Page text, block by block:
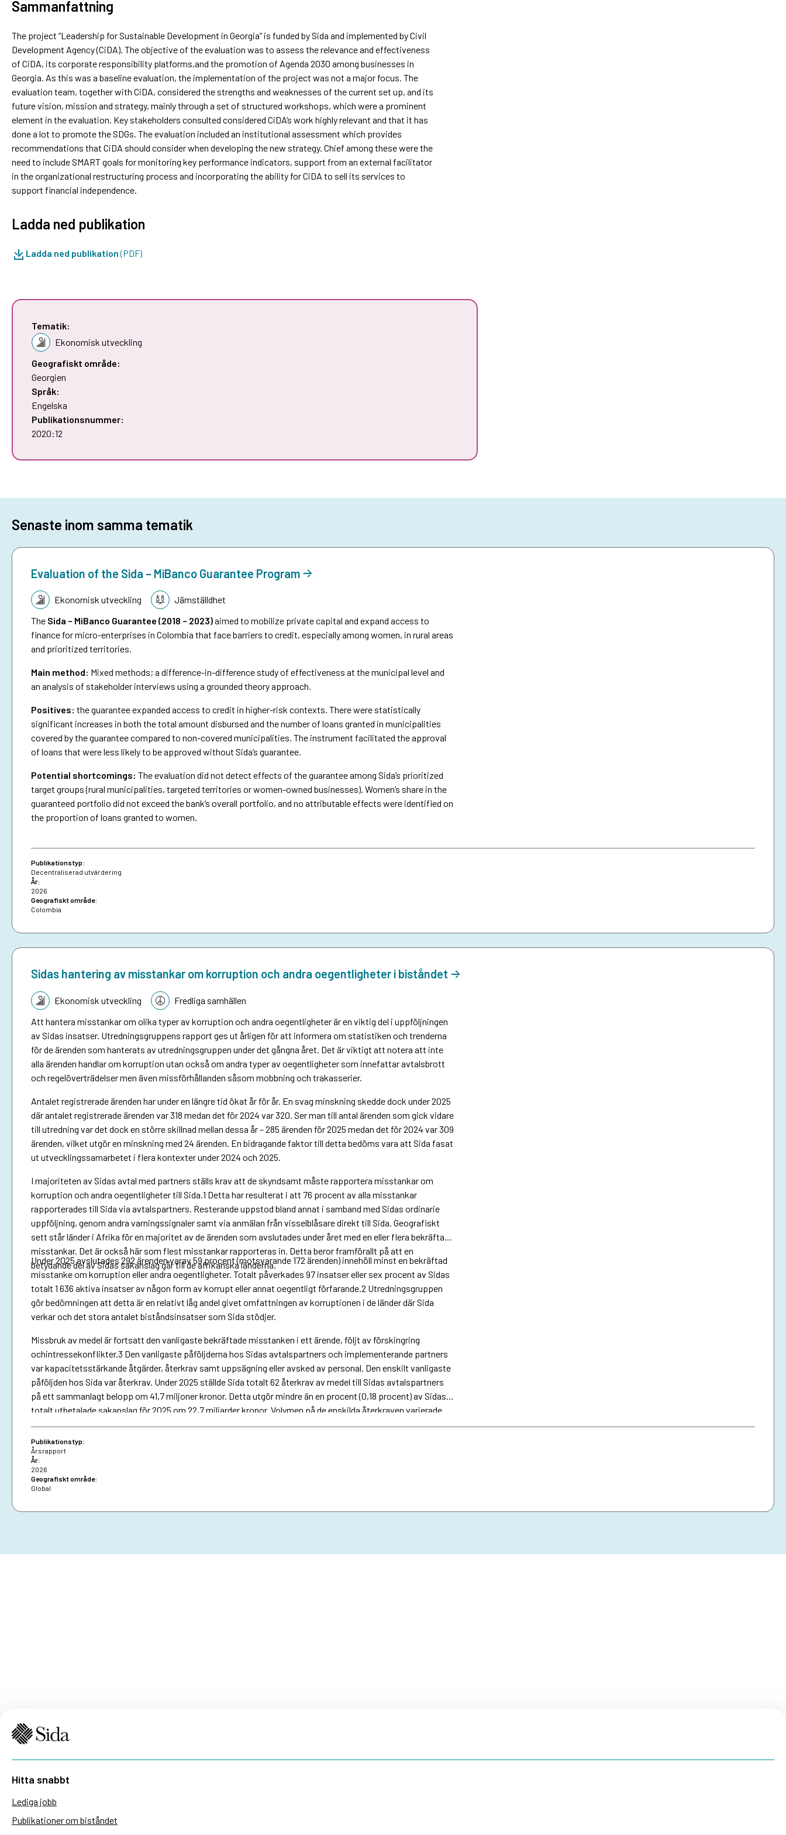
Sammanfattning
The project “Leadership for Sustainable Development in Georgia” is funded by Sida and implemented by Civil
Development Agency (CiDA). The objective of the evaluation was to assess the relevance and effectiveness
of CiDA, its corporate responsibility platforms,and the promotion of Agenda 2030 among businesses in
Georgia. As this was a baseline evaluation, the implementation of the project was not a major focus. The
evaluation team, together with CiDA, considered the strengths and weaknesses of the current set up, and its
future vision, mission and strategy, mainly through a set of structured workshops, which were a prominent
element in the evaluation. Key stakeholders consulted considered CiDA’s work highly relevant and that it has
done a lot to promote the SDGs. The evaluation included an institutional assessment which provides
recommendations that CiDA should consider when developing the new strategy. Chief among these were the
need to include SMART goals for monitoring key performance indicators, support from an external facilitator
in the organizational restructuring process and incorporating the ability for CiDA to sell its services to
support financial independence.
Ladda ned publikation
Ladda ned publikation(PDF)
Tematik:
Ekonomisk utveckling
Geografiskt område:
Georgien
Språk:
Engelska
Publikationsnummer:
2020:12
Senaste inom samma tematik
Evaluation of the Sida – MiBanco Guarantee Program
Tematik:Ekonomisk utveckling
Jämställdhet
The Sida – MiBanco Guarantee (2018 – 2023)aimed to mobilize private capital and expand access to
finance for micro-enterprises in Colombia that face barriers to credit, especially among women, in rural areas
and prioritized territories.
Main method: Mixed methods; a difference-in-difference study of effectiveness at the municipal level and
an analysis of stakeholder interviews using a grounded theory approach.
Positives: the guarantee expanded access to credit in higher-risk contexts. There were statistically
significant increases in both the total amount disbursed and the number of loans granted in municipalities
covered by the guarantee compared to non-covered municipalities. The instrument facilitated the approval
of loans that were less likely to be approved without Sida’s guarantee.
Potential shortcomings: The evaluation did not detect effects of the guarantee among Sida’s prioritized
target groups (rural municipalities, targeted territories or women-owned businesses). Women’s share in the
guaranteed portfolio did not exceed the bank’s overall portfolio, and no attributable effects were identified on
the proportion of loans granted to women.
Publikationstyp:
Decentraliserad utvärdering
År:
2026
Geografiskt område:
Colombia
Sidas hantering av misstankar om korruption och andra oegentligheter i biståndet
Tematik:Ekonomisk utveckling
Fredliga samhällen
Att hantera misstankar om olika typer av korruption och andra oegentligheter är en viktig del i uppföljningen
av Sidas insatser. Utredningsgruppens rapport ges ut årligen för att informera om statistiken och trenderna
för de ärenden som hanterats av utredningsgruppen under det gångna året. Det är viktigt att notera att inte
alla ärenden handlar om korruption utan också om andra typer av oegentligheter som innefattar avtalsbrott
och regelöverträdelser men även missförhållanden såsom mobbning och trakasserier.
Antalet registrerade ärenden har under en längre tid ökat år för år. En svag minskning skedde dock under 2025
där antalet registrerade ärenden var 318 medan det för 2024 var 320. Ser man till antal ärenden som gick vidare
till utredning var det dock en större skillnad mellan dessa år – 285 ärenden för 2025 medan det för 2024 var 309
ärenden, vilket utgör en minskning med 24 ärenden. En bidragande faktor till detta bedöms vara att Sida fasat
ut utvecklingssamarbetet i flera kontexter under 2024 och 2025.
I majoriteten av Sidas avtal med partners ställs krav att de skyndsamt måste rapportera misstankar om
korruption och andra oegentligheter till Sida.1 Detta har resulterat i att 76 procent av alla misstankar
rapporterades till Sida via avtalspartners. Resterande uppstod bland annat i samband med Sidas ordinarie
uppföljning, genom andra varningssignaler samt via anmälan från visselblåsare direkt till Sida. Geografiskt
sett står länder i Afrika för en majoritet av de ärenden som avslutades under året med en eller flera bekräftade
misstankar. Det är också här som flest misstankar rapporteras in. Detta beror framförallt på att en
betydande del av Sidas sakanslag går till de afrikanska länderna.
Under 2025 avslutades 292 ärenden varav 59 procent (motsvarande 172 ärenden) innehöll minst en bekräftad
misstanke om korruption eller andra oegentligheter. Totalt påverkades 97 insatser eller sex procent av Sidas
totalt 1 636 aktiva insatser av någon form av korrupt eller annat oegentligt förfarande.2 Utredningsgruppen
gör bedömningen att detta är en relativt låg andel givet omfattningen av korruptionen i de länder där Sida
verkar och det stora antalet biståndsinsatser som Sida stödjer.
Missbruk av medel är fortsatt den vanligaste bekräftade misstanken i ett ärende, följt av förskingring
ochintressekonflikter.3 Den vanligaste påföljderna hos Sidas avtalspartners och implementerande partners
var kapacitetsstärkande åtgärder, återkrav samt uppsägning eller avsked av personal. Den enskilt vanligaste
påföljden hos Sida var återkrav. Under 2025 ställde Sida totalt 62 återkrav av medel till Sidas avtalspartners
på ett sammanlagt belopp om 41,7 miljoner kronor. Detta utgör mindre än en procent (0,18 procent) av Sidas
totalt utbetalade sakanslag för 2025 om 22,7 miljarder kronor. Volymen på de enskilda återkraven varierade
mellan ett högsta belopp på ca 15 miljoner kronor och ett lägsta belopp på 150 kronor.
Publikationstyp:
Årsrapport
År:
2026
Geografiskt område:
Global
Hitta snabbt
Lediga jobb
Publikationer om biståndet